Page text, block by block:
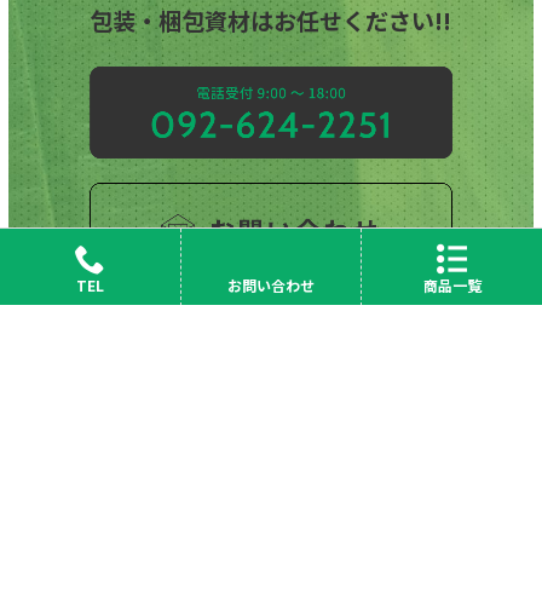
包装・梱包資材はお任せください!!
TEL お問い合わせ 商品一覧